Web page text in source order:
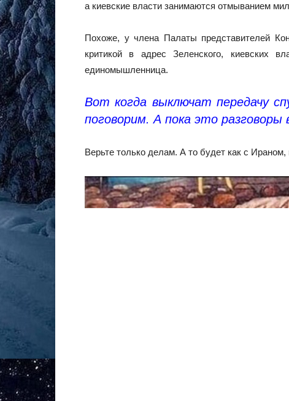
а киевские власти занимаются отмыванием
Похоже, у члена Палаты представителей
критикой в адрес Зеленского, киевских
единомышленница.
Вот когда выключат передачу
поговорим. А пока это разговоры
Верьте только делам. А то будет как с